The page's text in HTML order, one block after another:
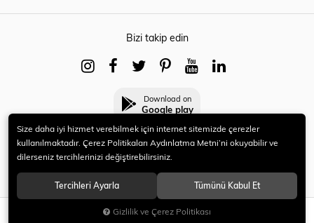
SEPETE EKLE
Bizi takip edin
Download on
Google play
© 2021 HERYENİ. Tüm hakları saklıdır.
Size daha iyi hizmet verebilmek için internet sitemizde çerezler
kullanılmaktadır. Çerez Politikaları Aydınlatma Metni’ni okuyabilir ve
dilerseniz tercihlerinizi değiştirebilirsiniz.
Tercihleri Ayarla Tümünü Kabul Et
Gizlilik ve Çerez Politikası